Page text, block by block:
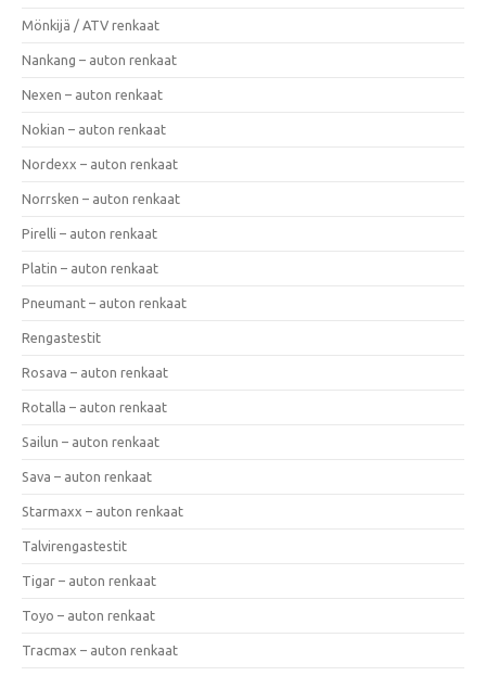
Mönkijä / ATV renkaat
Nankang – auton renkaat
Nexen – auton renkaat
Nokian – auton renkaat
Nordexx – auton renkaat
Norrsken – auton renkaat
Pirelli – auton renkaat
Platin – auton renkaat
Pneumant – auton renkaat
Rengastestit
Rosava – auton renkaat
Rotalla – auton renkaat
Sailun – auton renkaat
Sava – auton renkaat
Starmaxx – auton renkaat
Talvirengastestit
Tigar – auton renkaat
Toyo – auton renkaat
Tracmax – auton renkaat